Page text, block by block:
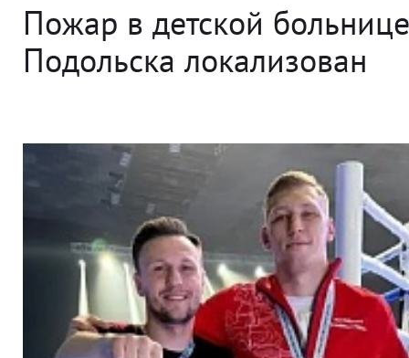
Пожар в детской больнице
Подольска локализован